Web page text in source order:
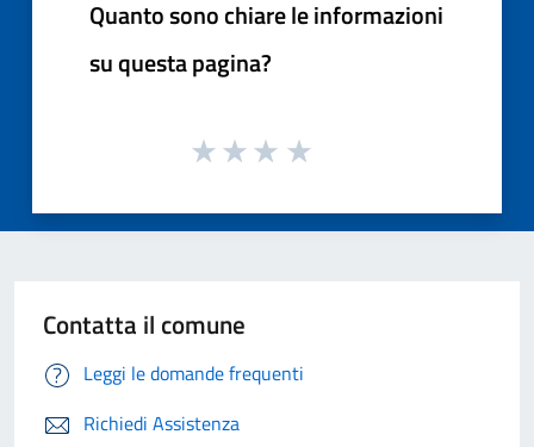
Quanto sono chiare le informazioni
su questa pagina?
Contatta il comune
Leggi le domande frequenti
Richiedi Assistenza